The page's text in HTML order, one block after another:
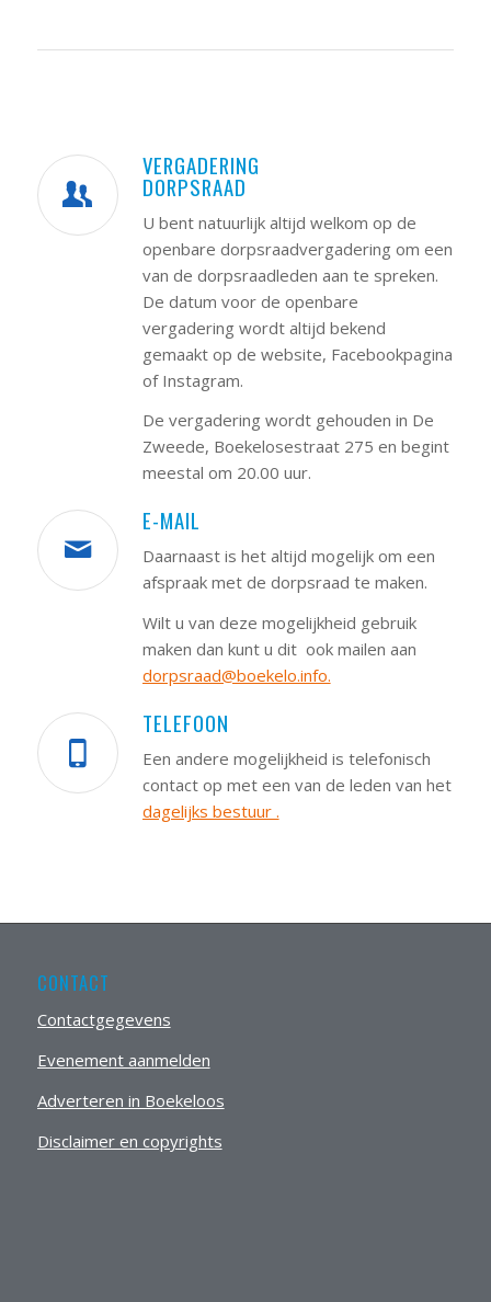
VERGADERING
DORPSRAAD
U bent natuurlijk altijd welkom op de
openbare dorpsraadvergadering om een
van de dorpsraadleden aan te spreken.
De datum voor de openbare
vergadering wordt altijd bekend
gemaakt op de website, Facebookpagina
of Instagram.
De vergadering wordt gehouden in De
Zweede, Boekelosestraat 275 en begint
meestal om 20.00 uur.
E-MAIL
Daarnaast is het altijd mogelijk om een
afspraak met de dorpsraad te maken.
Wilt u van deze mogelijkheid gebruik
maken dan kunt u dit ook mailen aan
dorpsraad@boekelo.info.
TELEFOON
Een andere mogelijkheid is telefonisch
contact op met een van de leden van het
dagelijks bestuur .
CONTACT
Contactgegevens
Evenement aanmelden
Adverteren in Boekeloos
Disclaimer en copyrights